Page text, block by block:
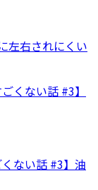
左右されにくい
ない話 #3】油